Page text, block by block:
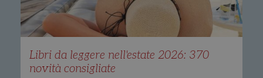
Libri da leggere nell'estate 2026: 370
novità consigliate